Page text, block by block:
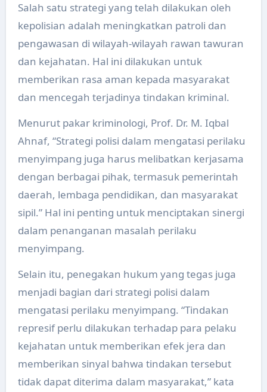
Salah satu strategi yang telah dilakukan oleh
kepolisian adalah meningkatkan patroli dan
pengawasan di wilayah-wilayah rawan tawuran
dan kejahatan. Hal ini dilakukan untuk
memberikan rasa aman kepada masyarakat
dan mencegah terjadinya tindakan kriminal.
Menurut pakar kriminologi, Prof. Dr. M. Iqbal
Ahnaf, “Strategi polisi dalam mengatasi perilaku
menyimpang juga harus melibatkan kerjasama
dengan berbagai pihak, termasuk pemerintah
daerah, lembaga pendidikan, dan masyarakat
sipil.” Hal ini penting untuk menciptakan sinergi
dalam penanganan masalah perilaku
menyimpang.
Selain itu, penegakan hukum yang tegas juga
menjadi bagian dari strategi polisi dalam
mengatasi perilaku menyimpang. “Tindakan
represif perlu dilakukan terhadap para pelaku
kejahatan untuk memberikan efek jera dan
memberikan sinyal bahwa tindakan tersebut
tidak dapat diterima dalam masyarakat,” kata